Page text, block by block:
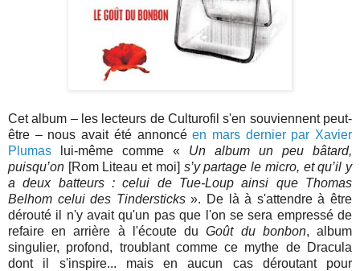
Cet album – les lecteurs de Culturofil s'en souviennent peut-
être – nous avait été annoncéen mars dernier par Xavier
Plumas lui-même comme « Un album un peu bâtard,
puisqu’on [Rom Liteau et moi] s’y partage le micro, et qu’il y
a deux batteurs : celui de Tue-Loup ainsi que Thomas
Belhom celui des Tindersticks». De là à s'attendre à être
dérouté il n'y avait qu'un pas que l'on se sera empressé de
refaire en arrière à l'écoute duGoût du bonbon, album
singulier, profond, troublant comme ce mythe de Dracula
dont il s'inspire... mais en aucun cas déroutant pour